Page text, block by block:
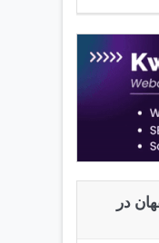
در